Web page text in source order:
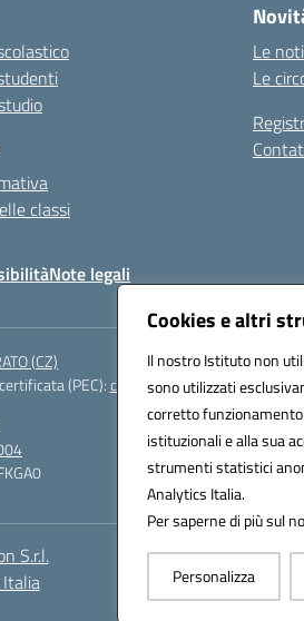
Cookies e altri
Il nostro Istituto non
sono utilizzati
corretto
istituzionali e alla sua
strumenti statistici
Analytics Italia.
Per saperne di più sul
Personalizza
classi
Le
Le
Note legali
(CZ)
(PEC):czic869004@pec.istruzione.it
S.r.l.